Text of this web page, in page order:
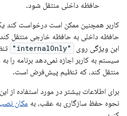
حافظه داخلی منتقل شود.
کاربر همچنین ممکن است درخواست کند یک
حافظه داخلی به حافظه خارجی منتقل کند.
این ویژگی روی
"internalOnly"
سیستم به کاربر اجازه نمی‌دهد برنامه را
منتقل کند، که تنظیم پیش‌فرض است.
برای اطلاعات بیشتر در مورد استفاده از
نحوه حفظ سازگاری به عقب، به مکان نصب